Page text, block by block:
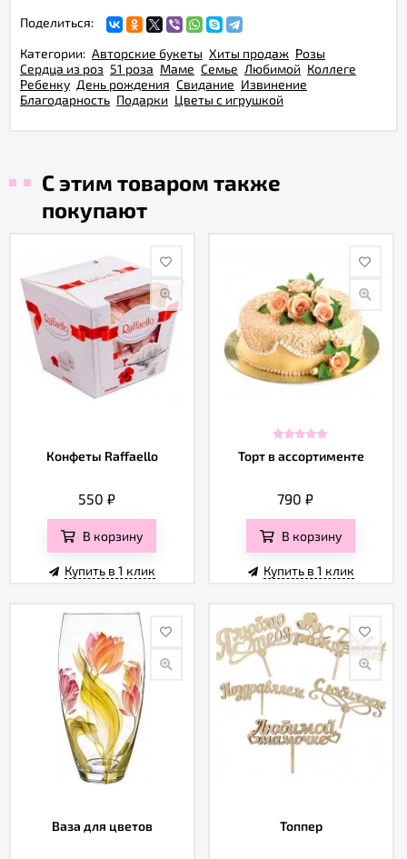
Поделиться:
Категории: Авторские букеты Хиты продаж Розы
Сердца из роз 51 роза Маме Семье Любимой Коллеге
Ребенку День рождения Свидание Извинение
Благодарность Подарки Цветы с игрушкой
С этим товаром также
покупают
Конфеты Raffaello
550 ₽
В корзину
Купить в 1 клик
Торт в ассортименте
790₽
В корзину
Купить в 1 клик
Ваза для цветов Топпер